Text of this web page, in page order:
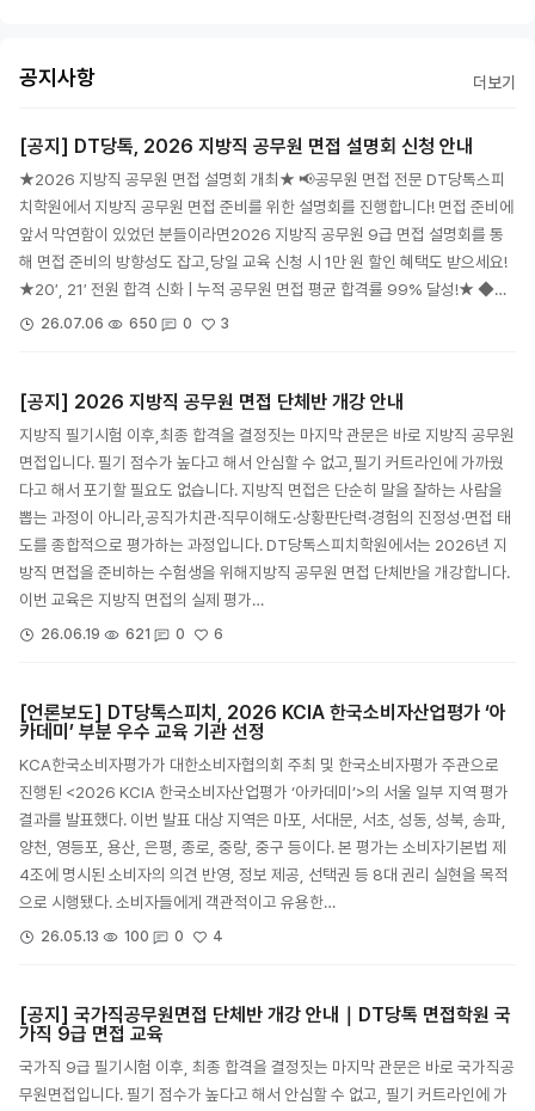
공지사항 더보기
[공지] DT당톡, 2026 지방직 공무원 면접 설명회 신청 안내
★2026 지방직 공무원 면접 설명회 개최★ 📢공무원 면접 전문 DT당톡스피
치학원에서 지방직 공무원 면접 준비를 위한 설명회를 진행합니다! 면접 준비에
앞서 막연함이 있었던 분들이라면2026 지방직 공무원 9급 면접 설명회를 통
해 면접 준비의 방향성도 잡고,당일 교육 신청 시 1만 원 할인 혜택도 받으세요!
★20′, 21′ 전원 합격 신화 | 누적 공무원 면접 평균 합격률 99% 달성!★ ◆…
26.07.06 650 0 3
[공지] 2026 지방직 공무원 면접 단체반 개강 안내
지방직 필기시험 이후,최종 합격을 결정짓는 마지막 관문은 바로 지방직 공무원
면접입니다. 필기 점수가 높다고 해서 안심할 수 없고,필기 커트라인에 가까웠
다고 해서 포기할 필요도 없습니다. 지방직 면접은 단순히 말을 잘하는 사람을
뽑는 과정이 아니라,공직가치관·직무이해도·상황판단력·경험의 진정성·면접 태
도를 종합적으로 평가하는 과정입니다. DT당톡스피치학원에서는 2026년 지
방직 면접을 준비하는 수험생을 위해지방직 공무원 면접 단체반을 개강합니다.
이번 교육은 지방직 면접의 실제 평가…
26.06.19 621 0 6
[언론보도] DT당톡스피치, 2026 KCIA 한국소비자산업평가 ‘아
카데미’ 부분 우수 교육 기관 선정
KCA한국소비자평가가 대한소비자협의회 주최 및 한국소비자평가 주관으로
진행된 <2026 KCIA 한국소비자산업평가 ‘아카데미’>의 서울 일부 지역 평가
결과를 발표했다. 이번 발표 대상 지역은 마포, 서대문, 서초, 성동, 성북, 송파,
양천, 영등포, 용산, 은평, 종로, 중랑, 중구 등이다. 본 평가는 소비자기본법 제
4조에 명시된 소비자의 의견 반영, 정보 제공, 선택권 등 8대 권리 실현을 목적
으로 시행됐다. 소비자들에게 객관적이고 유용한…
26.05.13 100 0 4
[공지] 국가직공무원면접 단체반 개강 안내｜DT당톡 면접학원 국
가직 9급 면접 교육
국가직 9급 필기시험 이후, 최종 합격을 결정짓는 마지막 관문은 바로 국가직공
무원면접입니다. 필기 점수가 높다고 해서 안심할 수 없고, 필기 커트라인에 가